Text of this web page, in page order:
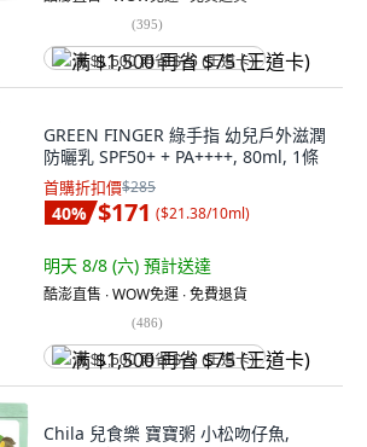
(395)
满 $1,500 再省 $75 (王道卡)
GREEN FINGER 綠手指 幼兒戶外滋潤
防曬乳 SPF50+ + PA++++, 80ml, 1條
首購折扣價$285
40% $171 ($21.38/10ml)
明天 8/8 (六) 預計送達
酷澎直售 ∙ WOW免運 ∙ 免費退貨
(486)
满 $1,500 再省 $75 (王道卡)
Chila 兒食樂 寶寶粥 小松吻仔魚,